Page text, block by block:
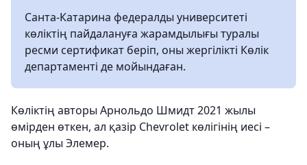
Санта-Катарина федералды университеті
көліктің пайдалануға жарамдылығы туралы
ресми сертификат беріп, оны жергілікті Көлік
департаменті де мойындаған.
Көліктің авторы Арнольдо Шмидт 2021 жылы
өмірден өткен, ал қазір Chevrolet көлігінің иесі –
оның ұлы Элемер.